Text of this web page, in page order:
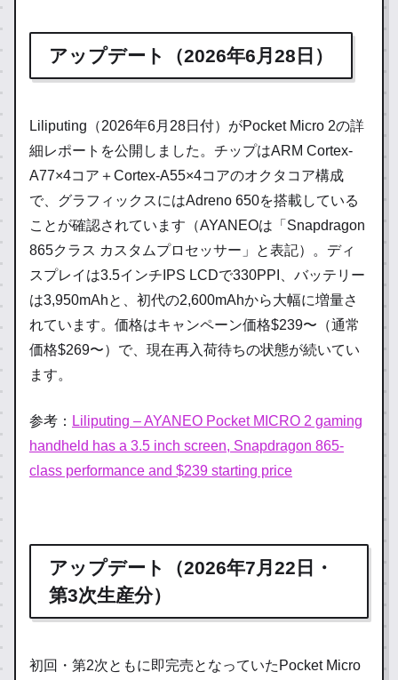
アップデート（2026年6月28日）
Liliputing（2026年6月28日付）がPocket Micro 2の詳
細レポートを公開しました。チップはARM Cortex-
A77×4コア＋Cortex-A55×4コアのオクタコア構成
で、グラフィックスにはAdreno 650を搭載している
ことが確認されています（AYANEOは「Snapdragon
865クラス カスタムプロセッサー」と表記）。ディ
スプレイは3.5インチIPS LCDで330PPI、バッテリー
は3,950mAhと、初代の2,600mAhから大幅に増量さ
れています。価格はキャンペーン価格$239〜（通常
価格$269〜）で、現在再入荷待ちの状態が続いてい
ます。
参考： Liliputing – AYANEO Pocket MICRO 2 gaming
handheld has a 3.5 inch screen, Snapdragon 865-
class performance and $239 starting price
アップデート（2026年7月22日・
第3次生産分）
初回・第2次ともに即完売となっていたPocket Micro